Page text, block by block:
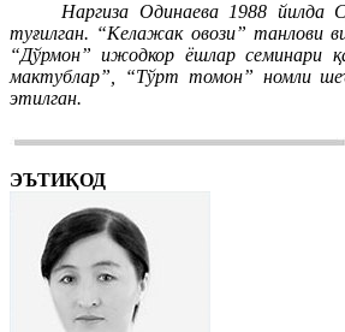
Наргиза Одинаева 1988 йилда
туғилган. “Келажак овози” танлови
“Дўрмон” ижодкор ёшлар семинари
мактублар”, “Тўрт томон” номли
этилган.
ЭЪТИҚОД